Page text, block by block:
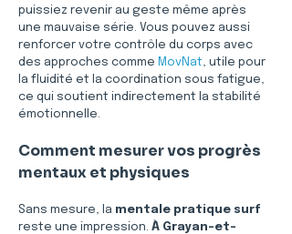
puissiez revenir au geste même après
une mauvaise série. Vous pouvez aussi
renforcer votre contrôle du corps avec
des approches comme MovNat, utile pour
la fluidité et la coordination sous fatigue,
ce qui soutient indirectement la stabilité
émotionnelle.
Comment mesurer vos progrès
mentaux et physiques
Sans mesure, la mentale pratique surf
reste une impression. À Grayan-et-